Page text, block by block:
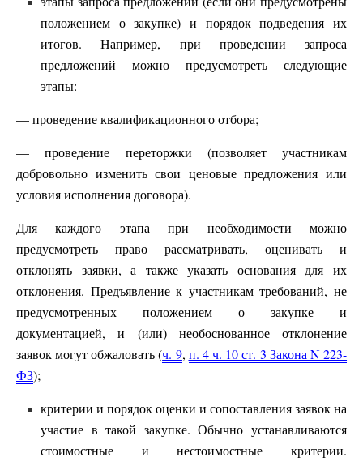
положением о закупке) и порядок подведения их
итогов. Например, при проведении запроса
предложений можно предусмотреть следующие
этапы:
— проведение квалификационного отбора;
— проведение переторжки (позволяет участникам
добровольно изменить свои ценовые предложения или
условия исполнения договора).
Для каждого этапа при необходимости можно
предусмотреть право рассматривать, оценивать и
отклонять заявки, а также указать основания для их
отклонения. Предъявление к участникам требований, не
предусмотренных положением о закупке и
документацией, и (или) необоснованное отклонение
заявок могут обжаловать (ч. 9, п. 4 ч. 10 ст. 3 Закона N 223-
ФЗ);
критерии и порядок оценки и сопоставления заявок на
участие в такой закупке. Обычно устанавливаются
стоимостные и нестоимостные критерии.